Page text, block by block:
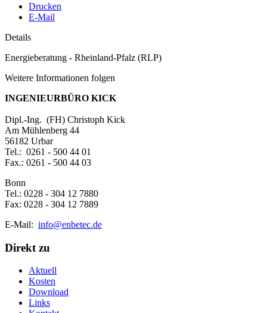
Drucken
E-Mail
Details
Energieberatung - Rheinland-Pfalz (RLP)
Weitere Informationen folgen
INGENIEURBÜRO KICK
Dipl.-Ing. (FH) Christoph Kick
Am Mühlenberg 44
56182 Urbar
Tel.: 0261 - 500 44 01
Fax.: 0261 - 500 44 03
Bonn
Tel.: 0228 - 304 12 7880
Fax: 0228 - 304 12 7889
E-Mail: info@enbetec.de
Direkt zu
Aktuell
Kosten
Download
Links